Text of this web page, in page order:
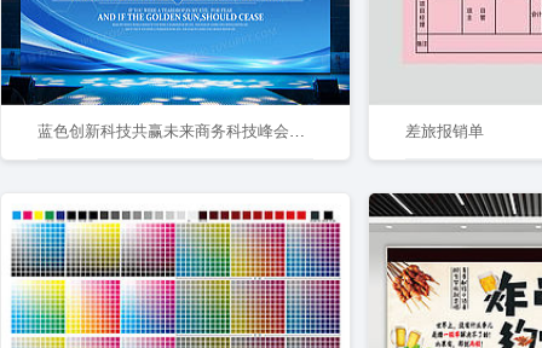
蓝色创新科技共赢未来商务科技峰会论坛会议背景海报 差旅报销单